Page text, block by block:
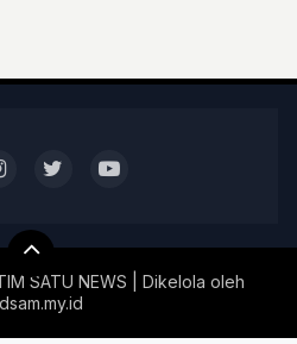
SATU NEWS | Dikelola oleh